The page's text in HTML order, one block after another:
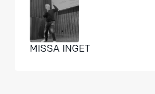
MISSA INGET